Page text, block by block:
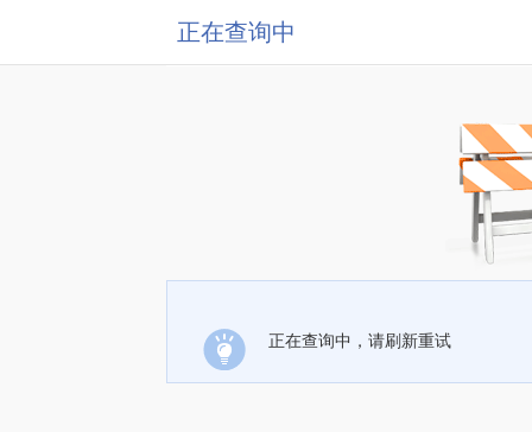
正在查询中
正在查询中，请刷新重试